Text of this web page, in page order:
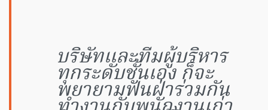
บริษัทและทีมผู้บริหาร
ทุกระดับชั้นเอง ก็จะ
พยายามฟันฝ่าร่วมกัน